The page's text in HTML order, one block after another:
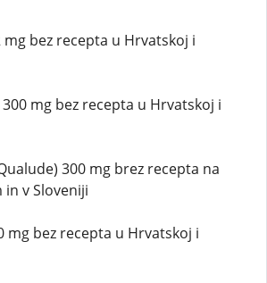
bez recepta u Hrvatskoj i
mg bez recepta u Hrvatskoj i
300 mg brez recepta na
v Sloveniji
mg bez recepta u Hrvatskoj i